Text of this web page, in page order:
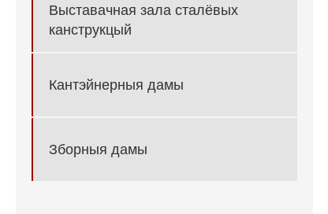
Выставачная зала сталёвых
канструкцый
Кантэйнерныя дамы
Зборныя дамы